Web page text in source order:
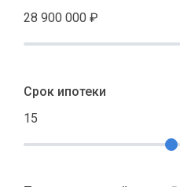
28 900 000 ₽
Срок ипотеки
15